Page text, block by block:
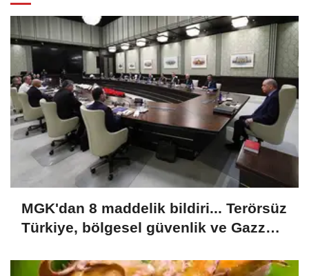
MGK'dan 8 maddelik bildiri... Terörsüz
Türkiye, bölgesel güvenlik ve Gazze